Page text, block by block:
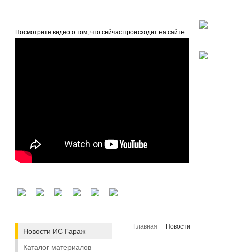
Посмотрите видео о том, что сейчас происходит на сайте
Новости ИС Гараж
Каталог материалов
Главная Новости